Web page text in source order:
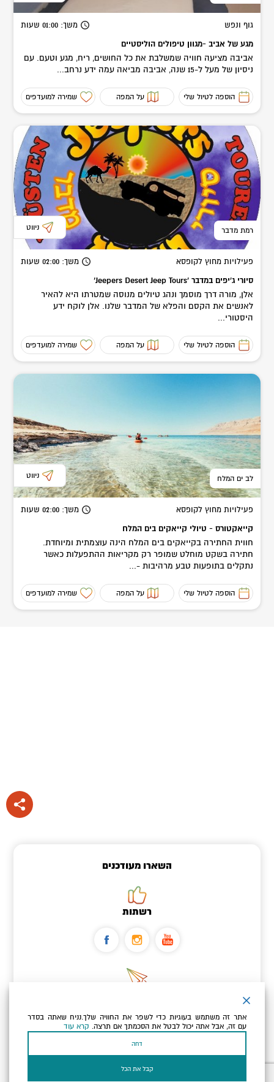
גוף ונפש משך: 01:00 שעות
מגע של אביב -מגוון טיפולים הוליסטיים
אביבה מציעה חוויה שמשלבת את כל החושים, ריח, מגע וטעם. עם
ניסיון של מעל ל-15 שנה, אביבה מביאה עמה ידע נרחב...
הוספה לטיול שלי על המפה שמירה למועדפים
רמת מדבר ניווט
פעילויות מחוץ לקופסא משך: 02:00 שעות
סיורי ג'יפים במדבר 'Jeepers Desert Jeep Tours’
אלן, מורה דרך מוסמך ונהג טיולים מנוסה שמטרתו היא להאיר
לאנשים את הקסם והפלא של המדבר שלנו. אלן לוקח ידע
היסטורי...
הוספה לטיול שלי על המפה שמירה למועדפים
לב ים המלח ניווט
פעילויות מחוץ לקופסא משך: 02:00 שעות
קייאקטורס - טיולי קייאקים בים המלח
חווית החתירה בקייאקים בים המלח הינה עוצמתית ומיוחדת.
חתירה בשקט מוחלט שמופר רק מקריאות ההתפעלות כאשר
נתקלים בתופעות טבע מרהיבות -...
הוספה לטיול שלי על המפה שמירה למועדפים
השארו מעודכנים
רשתות
כתובת הדוא"ל שלך
אני מאשר/ת שקראתי ומסכים/הלמדיניות הפרטיות ולמדיניות
אתר זה משתמש בעוגיות כדי לשפר את החוויה שלך.נניח שאתה בסדר
עם זה, אבל אתה יכול לבטל את הסכמתך אם תרצה. קרא עוד
דחה
קבל את הכל